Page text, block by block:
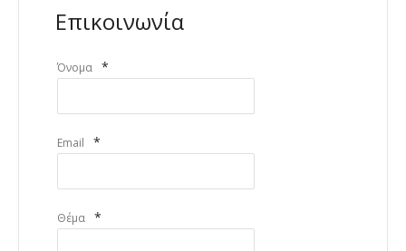
Επικοινωνία
Όνομα *
Email *
Θέμα *